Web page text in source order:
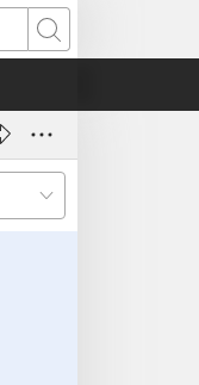
Rechercher